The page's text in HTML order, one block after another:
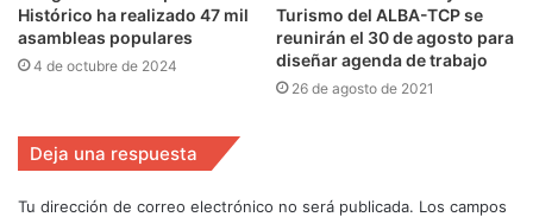
Histórico ha realizado 47 mil
asambleas populares
4 de octubre de 2024
Turismo del ALBA-TCP se
reunirán el 30 de agosto para
diseñar agenda de trabajo
26 de agosto de 2021
Deja una respuesta
Tu dirección de correo electrónico no será publicada. Los campos